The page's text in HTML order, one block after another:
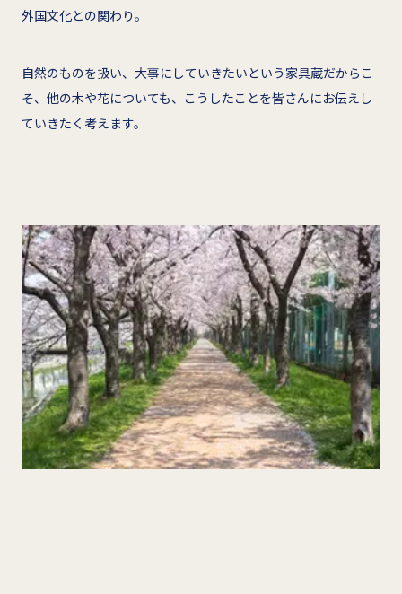
外国文化との関わり。
自然のものを扱い、大事にしていきたいという家具蔵だからこ
そ、他の木や花についても、こうしたことを皆さんにお伝えし
ていきたく考えます。